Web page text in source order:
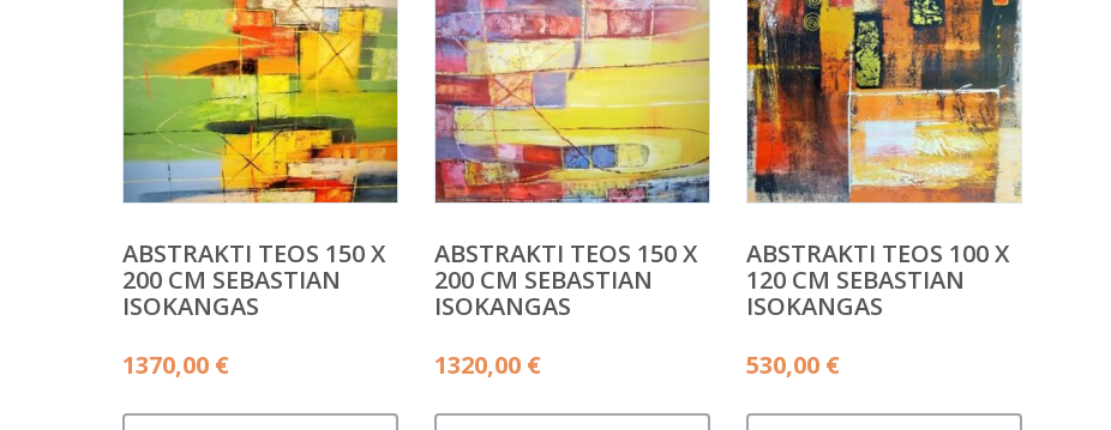
ABSTRAKTI TEOS 150 X
200 CM SEBASTIAN
ISOKANGAS
1370,00 €
ABSTRAKTI TEOS 150 X
200 CM SEBASTIAN
ISOKANGAS
1320,00 €
ABSTRAKTI TEOS 100 X
120 CM SEBASTIAN
ISOKANGAS
530,00 €